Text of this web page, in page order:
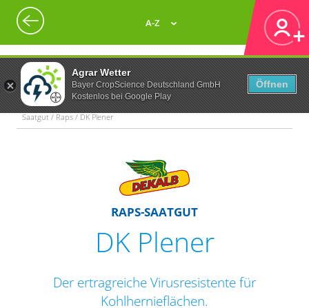
Agrar Wetter
Bayer CropScience Deutschland GmbH
Kostenlos bei Google Play
Öffnen
A-Z
Saatgut / Raps / DK Plener
RAPS-SAATGUT
DK Plener
Der ertragreiche Virusresistente für
Kohlhernieflächen.